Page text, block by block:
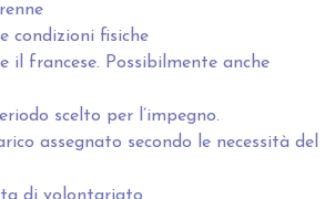
condizioni fisiche
il francese. Possibilmente anche
scelto per l’impegno.
assegnato secondo le necessità del